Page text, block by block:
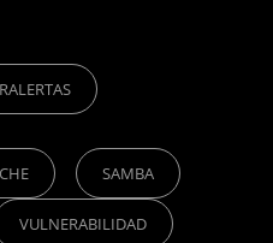
SAMBA
VULNERABILIDAD